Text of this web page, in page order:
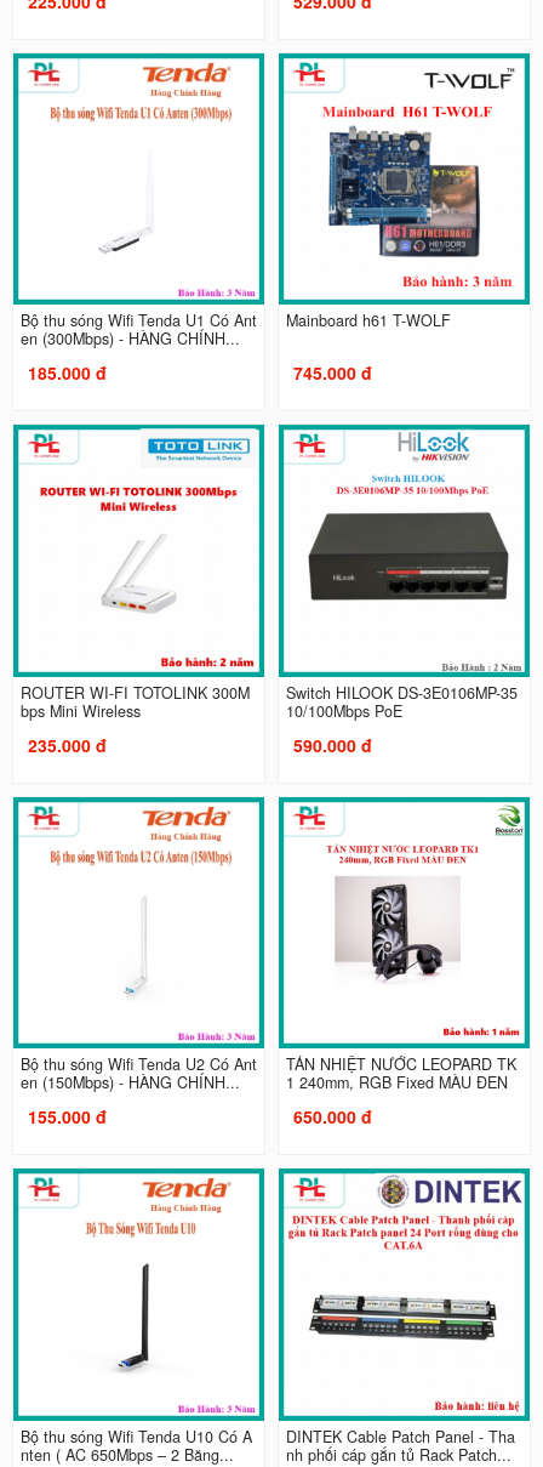
Bộ thu sóng Wifi Tenda U1 Có Ant
en (300Mbps) - HÀNG CHÍNH...
185.000 đ
Mainboard h61 T-WOLF
745.000 đ
ROUTER WI-FI TOTOLINK 300M
bps Mini Wireless
235.000 đ
Switch HILOOK DS-3E0106MP-35
10/100Mbps PoE
590.000 đ
Bộ thu sóng Wifi Tenda U2 Có Ant
en (150Mbps) - HÀNG CHÍNH...
155.000 đ
TẢN NHIỆT NƯỚC LEOPARD TK
1 240mm, RGB Fixed MÀU ĐEN
650.000 đ
Bộ thu sóng Wifi Tenda U10 Có A
nten ( AC 650Mbps – 2 Băng...
DINTEK Cable Patch Panel - Tha
nh phối cáp gắn tủ Rack Patch...